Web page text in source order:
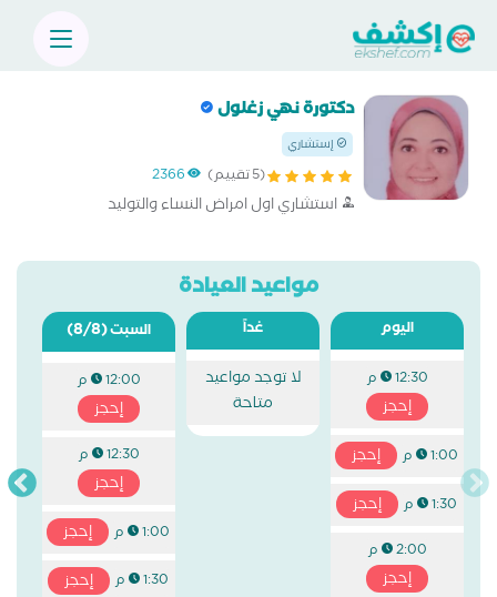
دكتورة نهي زغلول
إستشاري
(5 تقييم) 2366
استشاري اول امراض النساء والتوليد
مواعيد العيادة
اليوم
12:30 م
إحجز
1:00 م إحجز
1:30 م إحجز
2:00 م
إحجز
غداً
لا توجد مواعيد
متاحة
السبت(8/8)
12:00 م
إحجز
12:30 م
إحجز
1:00 م إحجز
1:30 م
إحجز